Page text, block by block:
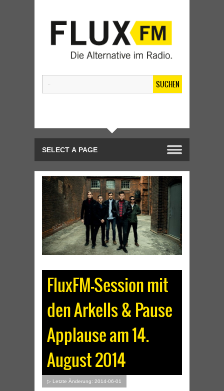
SUCHEN
FluxFM-Session mit
den Arkells & Pause
Applause am 14.
August 2014
▷ Letzte Änderung: 2014-06-01